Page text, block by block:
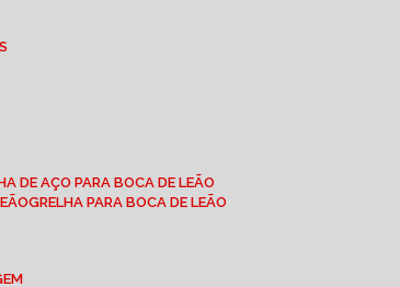
DE AÇO PARA BOCA DE LEÃO
GRELHA PARA BOCA DE LEÃO